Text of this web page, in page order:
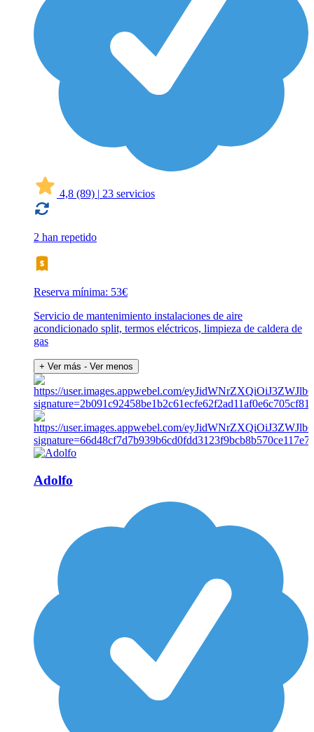
4,8 (89) | 23 servicios
2 han repetido
Reserva mínima: 53€
Servicio de mantenimiento instalaciones de aire
acondicionado split, termos eléctricos, limpieza de caldera de
gas
+ Ver más - Ver menos
Adolfo